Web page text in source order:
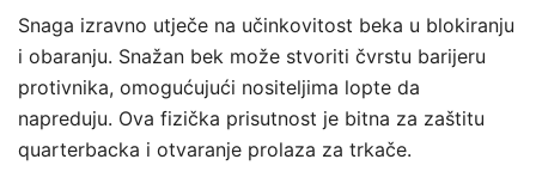
Snaga izravno utječe na učinkovitost beka u blokiranju
i obaranju. Snažan bek može stvoriti čvrstu barijeru
protivnika, omogućujući nositeljima lopte da
napreduju. Ova fizička prisutnost je bitna za zaštitu
quarterbacka i otvaranje prolaza za trkače.